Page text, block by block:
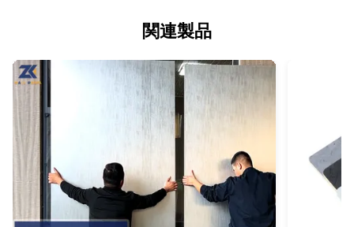
モダンな贅沢
Thickness:
15mm
Product Name:
WPC壁パネル
Certificate:
ISO9001
供給能力:
1日あたり6000メートル
関連製品